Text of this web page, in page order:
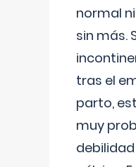
normal
sin más.
tras el
parto,
muy